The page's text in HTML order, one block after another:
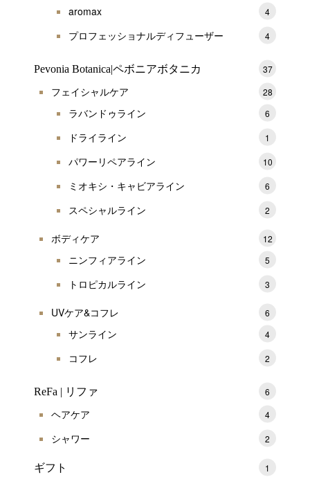
aromax 4
プロフェッショナルディフューザー 4
Pevonia Botanica|ペボニアボタニカ 37
フェイシャルケア 28
ラバンドゥライン 6
ドライライン 1
パワーリペアライン 10
ミオキシ・キャビアライン 6
スペシャルライン 2
ボディケア 12
ニンフィアライン 5
トロピカルライン 3
UVケア&コフレ 6
サンライン 4
コフレ 2
ReFa | リファ 6
ヘアケア 4
シャワー 2
ギフト 1